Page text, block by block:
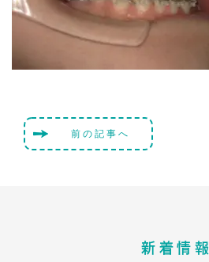
前の記事へ
新着情報